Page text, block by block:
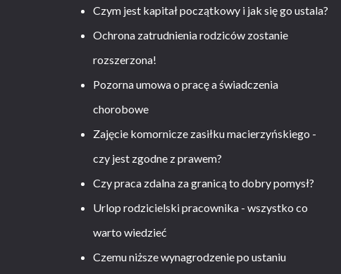
Czym jest kapitał początkowy i jak się go ustala?
Ochrona zatrudnienia rodziców zostanie
rozszerzona!
Pozorna umowa o pracę a świadczenia
chorobowe
Zajęcie komornicze zasiłku macierzyńskiego -
czy jest zgodne z prawem?
Czy praca zdalna za granicą to dobry pomysł?
Urlop rodzicielski pracownika - wszystko co
warto wiedzieć
Czemu niższe wynagrodzenie po ustaniu